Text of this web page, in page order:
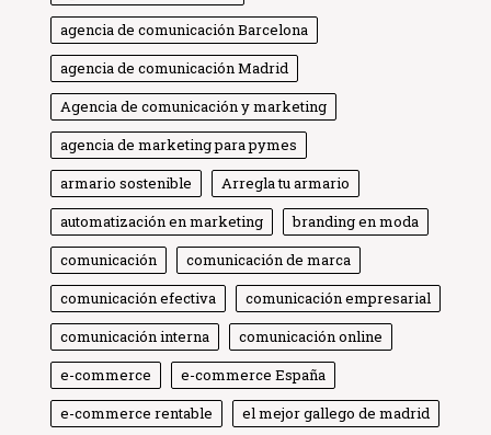
agencia de comunicación Barcelona
agencia de comunicación Madrid
Agencia de comunicación y marketing
agencia de marketing para pymes
armario sostenible
Arregla tu armario
automatización en marketing
branding en moda
comunicación
comunicación de marca
comunicación efectiva
comunicación empresarial
comunicación interna
comunicación online
e-commerce
e-commerce España
e-commerce rentable
el mejor gallego de madrid